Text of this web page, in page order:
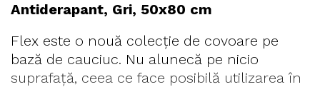
Antiderapant, Gri, 50x80 cm
Flex este o nouă colecție de covoare pe
bază de cauciuc. Nu alunecă pe nicio
suprafață, ceea ce face posibilă utilizarea în